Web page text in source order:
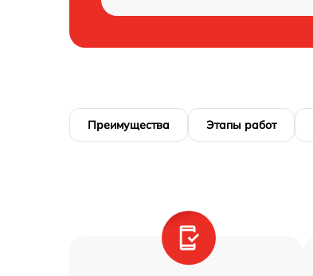
Преимущества Этапы работ